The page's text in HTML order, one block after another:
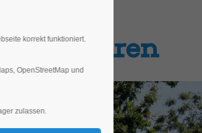
Radfahren
korrekt funktioniert.
OpenStreetMap und
zulassen.